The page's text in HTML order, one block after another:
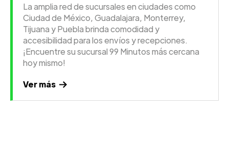
La amplia red de sucursales en ciudades como
Ciudad de México, Guadalajara, Monterrey,
Tijuana y Puebla brinda comodidad y
accesibilidad para los envíos y recepciones.
¡Encuentre su sucursal 99 Minutos más cercana
hoy mismo!
Ver más